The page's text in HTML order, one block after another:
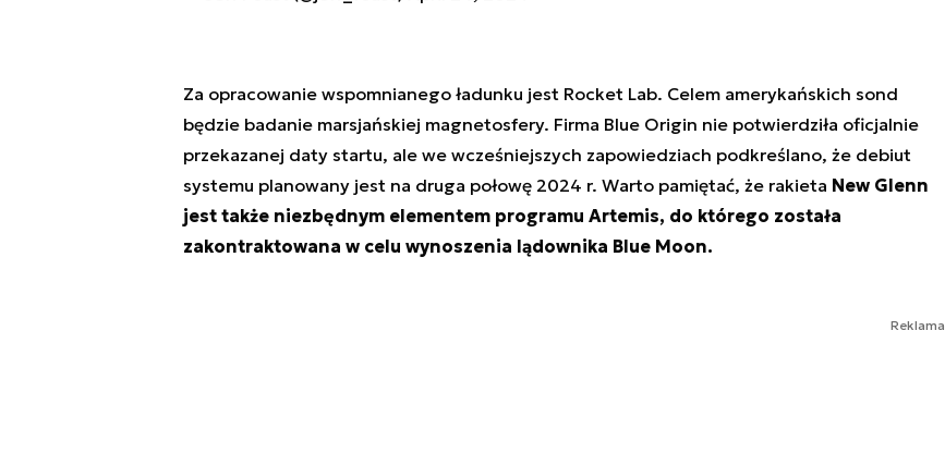
Za opracowanie wspomnianego ładunku jest Rocket Lab. Celem amerykańskich sond
będzie badanie marsjańskiej magnetosfery. Firma Blue Origin nie potwierdziła oficjalnie
przekazanej daty startu, ale we wcześniejszych zapowiedziach podkreślano, że debiut
systemu planowany jest na druga połowę 2024 r. Warto pamiętać, że rakieta New Glenn
jest także niezbędnym elementem programu Artemis, do którego została
zakontraktowana w celu wynoszenia lądownika Blue Moon.
Reklama